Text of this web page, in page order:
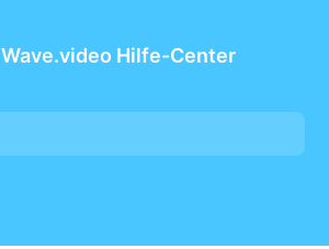
Wave.video Hilfe-Center